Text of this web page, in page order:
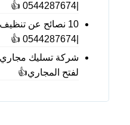
10 نصائح عن
لفتح المجاري👍